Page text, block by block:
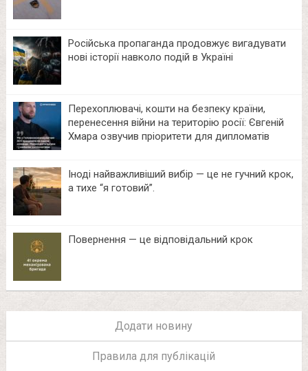
Російська пропаганда продовжує вигадувати
нові історії навколо подій в Україні
Перехоплювачі, кошти на безпеку країни,
перенесення війни на територію росії: Євгеній
Хмара озвучив пріоритети для дипломатів
Іноді найважливіший вибір — це не гучний крок,
а тихе “я готовий”.
Повернення — це відповідальний крок
Додати новину
Правила для публікацій